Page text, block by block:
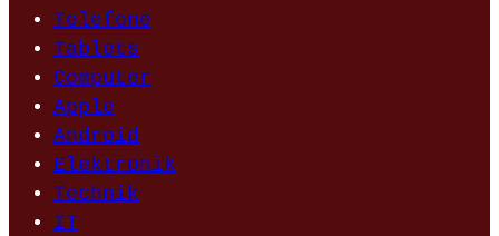
Telefone
Tablets
Computer
Apple
Android
Elektronik
Technik
IT